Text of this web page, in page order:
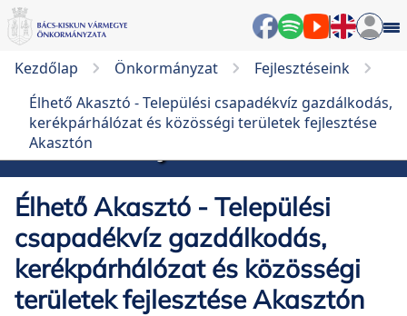
Kezdőlap Önkormányzat
Fejlesztéseink
Élhető Akasztó - Települési csapadékvíz gazdálkodás,
kerékpárhálózat és közösségi területek fejlesztése
Akasztón
Élhető Akasztó - Települési
csapadékvíz gazdálkodás,
kerékpárhálózat és közösségi
területek fejlesztése Akasztón
Élhető Akasztó - Települési
csapadékvíz gazdálkodás,
kerékpárhálózat és közösségi
területek fejlesztése Akasztón